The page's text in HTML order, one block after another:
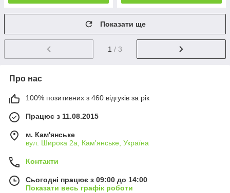
Показати ще
1 / 3
Про нас
100% позитивних з 460 відгуків за рік
Працює з 11.08.2015
м. Кам'янське
вул. Широка 2а, Кам'янське, Україна
Контакти
Сьогодні працює з 09:00 до 14:00
Показати весь графік роботи